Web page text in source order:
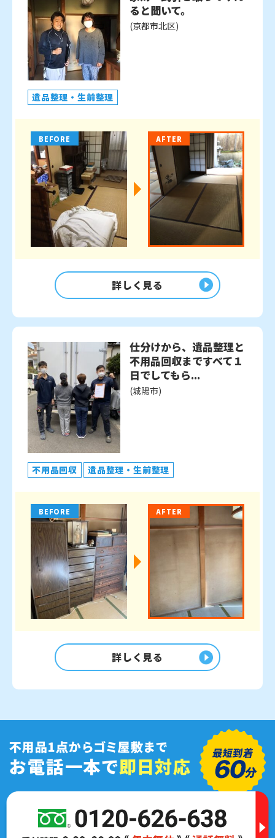
ると聞いて。
(京都市北区)
遺品整理・生前整理
BEFORE AFTER
詳しく見る
仕分けから、遺品整理と
不用品回収まですべて１
日でしてもら...
(城陽市)
不用品回収 遺品整理・生前整理
BEFORE AFTER
詳しく見る